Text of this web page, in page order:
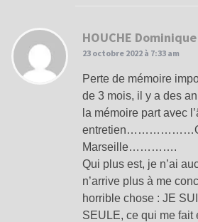
HOUCHE Dominique
23 octobre 2022 à 7:33 am
Perte de mémoire
de 3 mois, il y a des
la mémoire part avec
Marseille………….
Qui plus est, je n’ai
n’arrive plus à me
horrible chose : JE
SEULE, ce qui me fait